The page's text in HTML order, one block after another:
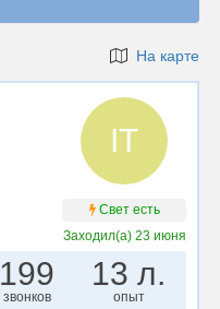
На карте
ІТ
Свет есть
Заходил(а) 23 июня
199
звонков
13 л.
опыт